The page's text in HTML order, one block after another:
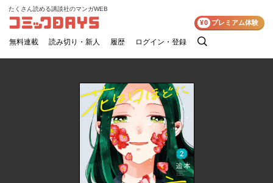
コミックDAYS
たくさん読める講談社のマンガWEB
無料連載 読み切り・新人 履歴 ログイン・登録
検
¥0 プレミアム体験